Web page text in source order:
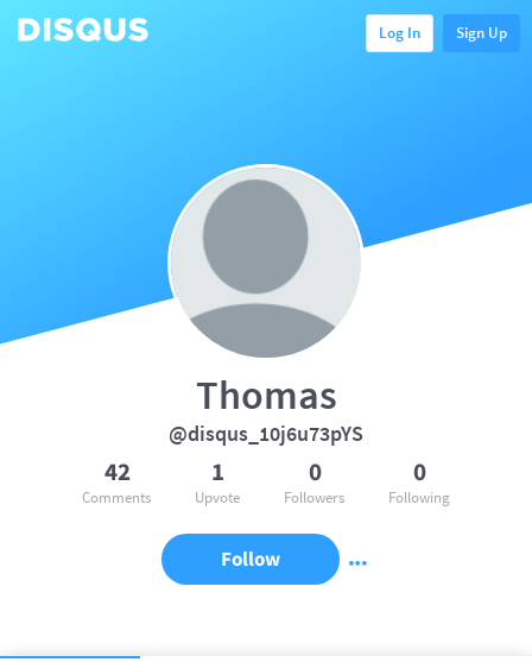
Log In Sign Up
Thomas
@disqus_10j6u73pYS
42
Comments
1
Upvote
0
Followers
0
Following
Follow